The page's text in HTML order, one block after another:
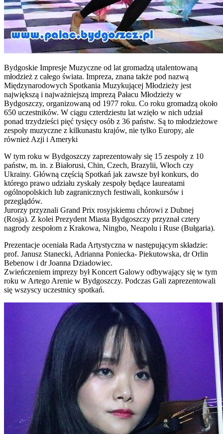
Bydgoskie Impresje Muzyczne od lat gromadzą utalentowaną
młodzież z całego świata. Impreza, znana także pod nazwą
Międzynarodowych Spotkania Muzykującej Młodzieży jest
największą i najważniejszą imprezą Pałacu Młodzieży w
Bydgoszczy, organizowaną od 1977 roku. Co roku gromadzą około
650 uczestników. W ciągu czterdziestu lat wzięło w nich udział
ponad trzydzieści pięć tysięcy osób z 36 państw. Są to młodzieżowe
zespoły muzyczne z kilkunastu krajów, nie tylko Europy, ale
również Azji i Ameryki
W tym roku w Bydgoszczy zaprezentowały się 15 zespoły z 10
państw, m. in. z Białorusi, Chin, Czech, Brazylii, Włoch czy
Ukrainy. Główną częścią Spotkań jak zawsze był konkurs, do
którego prawo udziału zyskały zespoły będące laureatami
ogólnopolskich lub zagranicznych festiwali, konkursów i
przeglądów.
Jurorzy przyznali Grand Prix rosyjskiemu chórowi z Dubnej
(Rosja). Z kolei Prezydent Miasta Bydgoszczy przyznał cztery
nagrody zespołom z Krakowa, Ningbo, Neapolu i Ruse (Bułgaria).
Prezentacje oceniała Rada Artystyczna w następującym składzie:
prof. Janusz Stanecki, Adrianna Poniecka- Piekutowska, dr Orlin
Bebenow i dr Joanna Dziadowiec.
Zwieńczeniem imprezy był Koncert Galowy odbywający się w tym
roku w Artego Arenie w Bydgoszczy. Podczas Gali zaprezentowali
się wszyscy uczestnicy spotkań.